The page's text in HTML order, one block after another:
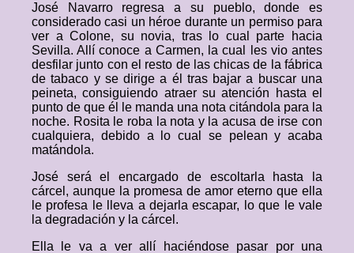
José Navarro regresa a su pueblo, donde es
considerado casi un héroe durante un permiso para
ver a Colone, su novia, tras lo cual parte hacia
Sevilla. Allí conoce a Carmen, la cual les vio antes
desfilar junto con el resto de las chicas de la fábrica
de tabaco y se dirige a él tras bajar a buscar una
peineta, consiguiendo atraer su atención hasta el
punto de que él le manda una nota citándola para la
noche. Rosita le roba la nota y la acusa de irse con
cualquiera, debido a lo cual se pelean y acaba
matándola.
José será el encargado de escoltarla hasta la
cárcel, aunque la promesa de amor eterno que ella
le profesa le lleva a dejarla escapar, lo que le vale
la degradación y la cárcel.
Ella le va a ver allí haciéndose pasar por una